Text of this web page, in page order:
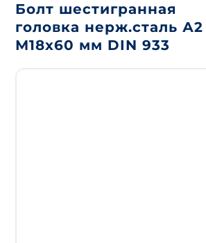
Болт шестигранная
головка нерж.сталь А2
М18х60 мм DIN 933